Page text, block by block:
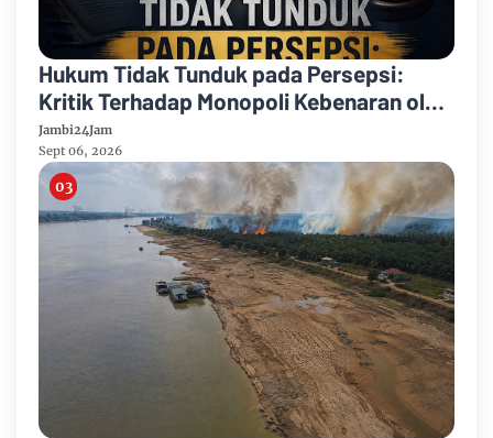
Hukum Tidak Tunduk pada Persepsi:
Kritik Terhadap Monopoli Kebenaran oleh
Media dan Aktivis
Jambi24Jam
Sept 06, 2026